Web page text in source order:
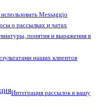
Messaggio
о рассылках и чатах
понятия и выражения в
наших клиентов
Интеграция рассылок в вашу